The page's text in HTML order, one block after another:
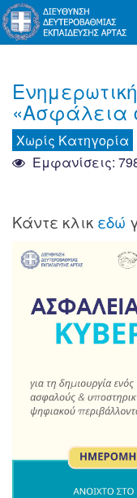
«Ασφάλεια
Χωρίς Κατηγορία
Εμφανίσεις:
Κάντε κλικ εδώ